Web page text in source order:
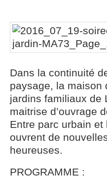
Dans la continuité
paysage, la maison
jardins familiaux de
maitrise d’ouvrage
Entre parc urbain
ouvrent de
heureuses.
PROGRAMME :